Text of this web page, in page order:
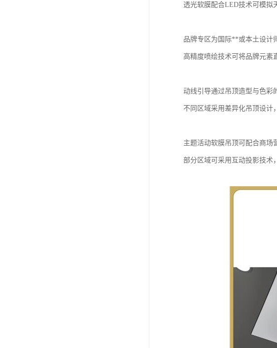
透光软膜配合LED技术可模拟
品牌专区为国际**或本土设计
高精度喷绘技术可将品牌元素
动线引导通过吊顶造型与色彩
不同区域采用差异化吊顶设计
主题活动软膜吊顶可配合商场
部分区域可采用互动投影技术